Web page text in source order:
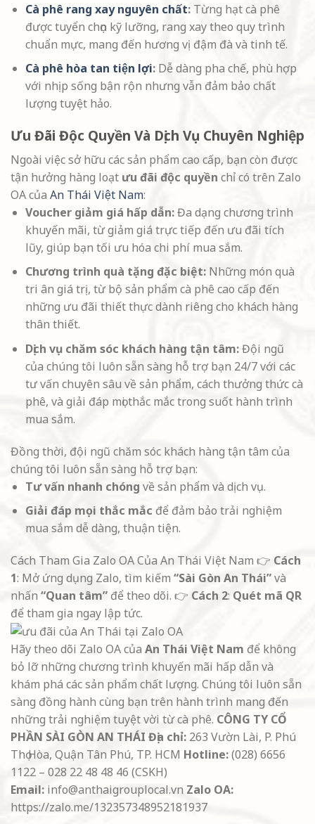
Cà phê rang xay nguyên chất:Từng hạt cà phê
được tuyển chọn kỹ lưỡng, rang xay theo quy trình
chuẩn mực, mang đến hương vị đậm đà và tinh tế.
Cà phê hòa tan tiện lợi:Dễ dàng pha chế, phù hợp
với nhịp sống bận rộn nhưng vẫn đảm bảo chất
lượng tuyệt hảo.
Ưu Đãi Độc Quyền Và Dịch Vụ Chuyên Nghiệp
Ngoài việc sở hữu các sản phẩm cao cấp, bạn còn được
tận hưởng hàng loạt ưu đãi độc quyền chỉ có trên Zalo
OA của An Thái Việt Nam:
Voucher giảm giá hấp dẫn:Đa dạng chương trình
khuyến mãi, từ giảm giá trực tiếp đến ưu đãi tích
lũy, giúp bạn tối ưu hóa chi phí mua sắm.
Chương trình quà tặng đặc biệt:Những món quà
tri ân giá trị, từ bộ sản phẩm cà phê cao cấp đến
những ưu đãi thiết thực dành riêng cho khách hàng
thân thiết.
Dịch vụ chăm sóc khách hàng tận tâm:Đội ngũ
của chúng tôi luôn sẵn sàng hỗ trợ bạn 24/7 với các
tư vấn chuyên sâu về sản phẩm, cách thưởng thức cà
phê, và giải đáp mọi thắc mắc trong suốt hành trình
mua sắm.
Đồng thời, đội ngũ chăm sóc khách hàng tận tâm của
chúng tôi luôn sẵn sàng hỗ trợ bạn:
Tư vấn nhanh chóng về sản phẩm và dịch vụ.
Giải đáp mọi thắc mắc để đảm bảo trải nghiệm
mua sắm dễ dàng, thuận tiện.
Cách Tham Gia Zalo OA Của An Thái Việt Nam 👉 Cách
1: Mở ứng dụng Zalo, tìm kiếm “Sài Gòn An Thái”và
nhấn “Quan tâm” để theo dõi. 👉 Cách 2: Quét mã QR
để tham gia ngay lập tức.
Hãy theo dõi Zalo OA của An Thái Việt Nam để không
bỏ lỡ những chương trình khuyến mãi hấp dẫn và
khám phá các sản phẩm chất lượng. Chúng tôi luôn sẵn
sàng đồng hành cùng bạn trên hành trình mang đến
những trải nghiệm tuyệt vời từ cà phê. CÔNG TY CỔ
PHẦN SÀI GÒN AN THÁI Địa chỉ: 263 Vườn Lài, P. Phú
Thọ Hòa, Quận Tân Phú, TP. HCM Hotline:(028) 6656
1122 – 028 22 48 48 46 (CSKH)
Email: info@anthaigrouplocal.vn Zalo OA:
https://zalo.me/132357348952181937